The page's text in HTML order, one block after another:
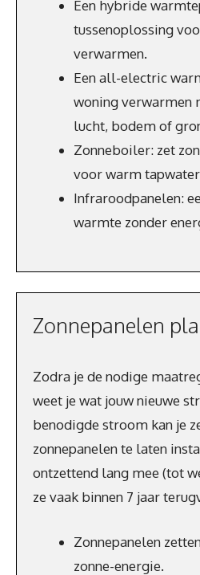
Een hybride
tussenoplossing
verwarmen.
Een all-electric
woning verwarmen
lucht, bodem of
Zonneboiler: zet
voor warm
Infraroodpanelen:
warmte zonder
Zonnepanelen
Zodra je de nodige
weet je wat jouw nieuwe
benodigde stroom kan je
zonnepanelen te laten
ontzettend lang mee (tot
ze vaak binnen 7 jaar
Zonnepanelen
zonne-energie.